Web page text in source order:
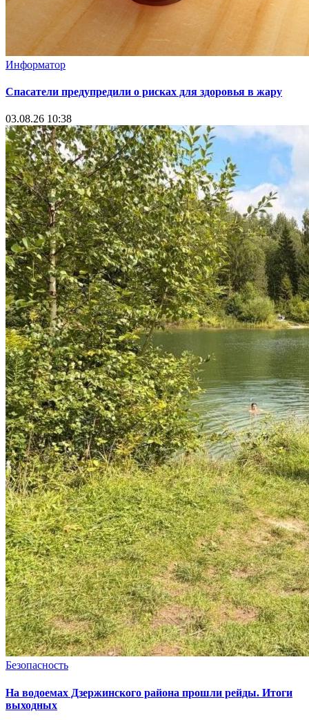
Информатор
Спасатели предупредили о рисках для здоровья в жару
03.08.26 10:38
Безопасность
На водоемах Дзержинского района прошли рейды. Итоги
выходных